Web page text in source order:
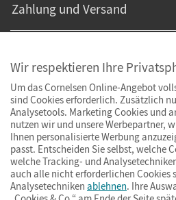
Zahlung und Versand
Wir respektieren Ihre
Um das Cornelsen Online-Angebot
sind Cookies erforderlich. Zusätzlich
Analysetools. Marketing Cookies und
nutzen wir und unsere Werbepartner,
Ihnen personalisierte Werbung
passt. Entscheiden Sie selbst, welche
welche Tracking- und
auch alle nicht erforderlichen Cookies
Analysetechniken ablehnen. Ihre